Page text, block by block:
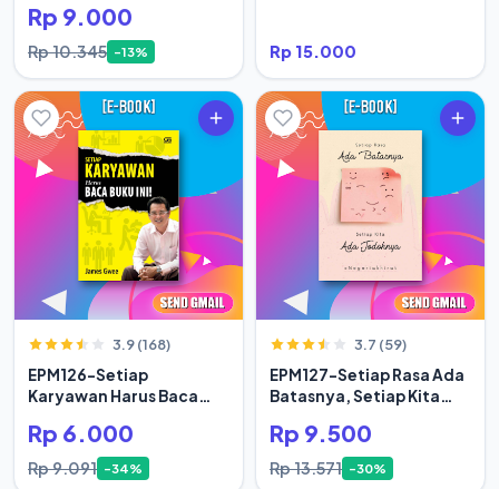
Rp 9.000
Rp 10.345 -13% Rp 15.000
3.9 (168)
EPM126-Setiap
Karyawan Harus Baca
Rp 6.000
Rp 9.091 -34%
3.7 (59)
EPM127-Setiap Rasa Ada
Batasnya, Setiap Kita
Rp 9.500
Rp 13.571 -30%